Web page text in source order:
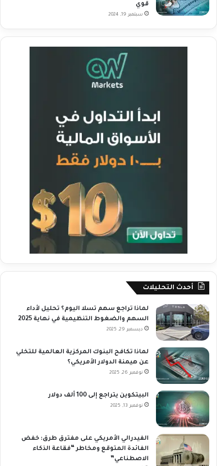
قوي
سبتمبر 19, 2024
أحدث التحليلات
لماذا تراجع سهم تسلا اليوم؟ تحليل لأداء
السهم والضغوط التنظيمية في نهاية 2025
ديسمبر 29, 2025
لماذا تكافح البنوك المركزية العالمية للتخلي
عن هيمنة الدولار الأمريكي؟
نوفمبر 26, 2025
البيتكوين يتراجع إلى 100 ألف دولار
نوفمبر 13, 2025
الفيدرالي الأمريكي على مفترق طرق: خفض
الفائدة المتوقع ومخاطر “فقاعة الذكاء
الاصطناعي”